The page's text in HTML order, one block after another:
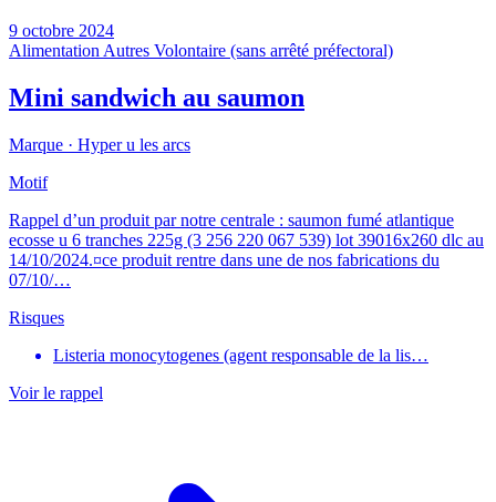
9 octobre 2024
AlimentationAutres Volontaire (sans arrêté préfectoral)
Mini sandwich au saumon
Marque · Hyper u les arcs
Motif
Rappel d’un produit par notre centrale : saumon fumé atlantique
ecosse u 6 tranches 225g (3 256 220 067 539) lot 39016x260 dlc au
14/10/2024.¤ce produit rentre dans une de nos fabrications du
07/10/…
Risques
Listeria monocytogenes (agent responsable de la lis…
Voir le rappel